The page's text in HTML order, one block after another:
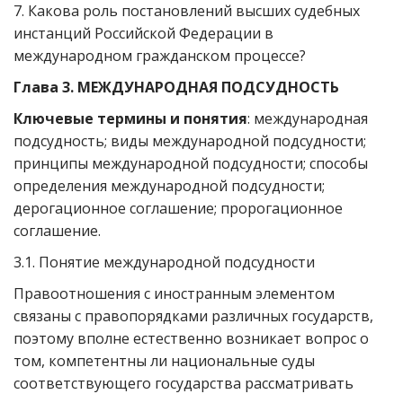
7. Какова роль постановлений высших судебных
инстанций Российской Федерации в
международном гражданском процессе?
Глава 3. МЕЖДУНАРОДНАЯ ПОДСУДНОСТЬ
Ключевые термины и понятия: международная
подсудность; виды международной подсудности;
принципы международной подсудности; способы
определения международной подсудности;
дерогационное соглашение; пророгационное
соглашение.
3.1. Понятие международной подсудности
Правоотношения с иностранным элементом
связаны с правопорядками различных государств,
поэтому вполне естественно возникает вопрос о
том, компетентны ли национальные суды
соответствующего государства рассматривать